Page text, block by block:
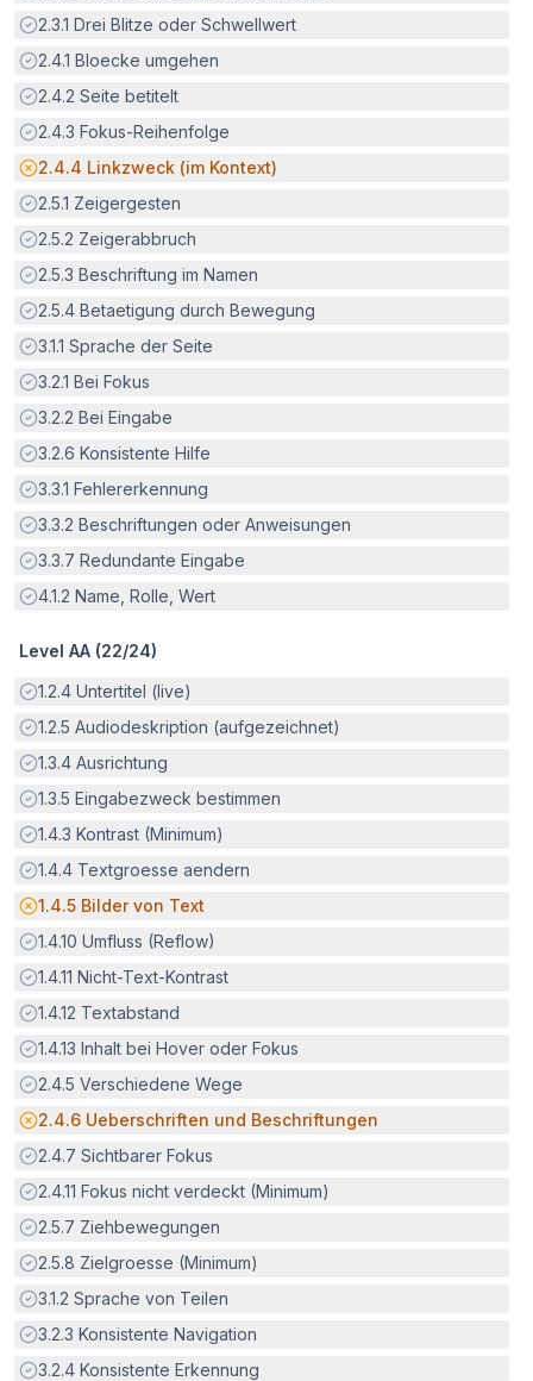
Erfüllt:
2.3.1 Drei Blitze oder Schwellwert
Erfüllt:
2.4.1 Bloecke umgehen
Erfüllt:
2.4.2 Seite betitelt
Erfüllt:
2.4.3 Fokus-Reihenfolge
Potenzielle Barriere:
2.4.4 Linkzweck (im Kontext)
Erfüllt:
2.5.1 Zeigergesten
Erfüllt:
2.5.2 Zeigerabbruch
Erfüllt:
2.5.3 Beschriftung im Namen
Erfüllt:
2.5.4 Betaetigung durch Bewegung
Erfüllt:
3.1.1 Sprache der Seite
Erfüllt:
3.2.1 Bei Fokus
Erfüllt:
3.2.2 Bei Eingabe
Erfüllt:
3.2.6 Konsistente Hilfe
Erfüllt:
3.3.1 Fehlererkennung
Erfüllt:
3.3.2 Beschriftungen oder Anweisungen
Erfüllt:
3.3.7 Redundante Eingabe
Erfüllt:
4.1.2 Name, Rolle, Wert
Level AA (22/24)
Erfüllt:
1.2.4 Untertitel (live)
Erfüllt:
1.2.5 Audiodeskription (aufgezeichnet)
Erfüllt:
1.3.4 Ausrichtung
Erfüllt:
1.3.5 Eingabezweck bestimmen
Erfüllt:
1.4.3 Kontrast (Minimum)
Erfüllt:
1.4.4 Textgroesse aendern
Potenzielle Barriere:
1.4.5 Bilder von Text
Erfüllt:
1.4.10 Umfluss (Reflow)
Erfüllt:
1.4.11 Nicht-Text-Kontrast
Erfüllt:
1.4.12 Textabstand
Erfüllt:
1.4.13 Inhalt bei Hover oder Fokus
Erfüllt:
2.4.5 Verschiedene Wege
Potenzielle Barriere:
2.4.6 Ueberschriften und Beschriftungen
Erfüllt:
2.4.7 Sichtbarer Fokus
Erfüllt:
2.4.11 Fokus nicht verdeckt (Minimum)
Erfüllt:
2.5.7 Ziehbewegungen
Erfüllt:
2.5.8 Zielgroesse (Minimum)
Erfüllt:
3.1.2 Sprache von Teilen
Erfüllt:
3.2.3 Konsistente Navigation
Erfüllt:
3.2.4 Konsistente Erkennung